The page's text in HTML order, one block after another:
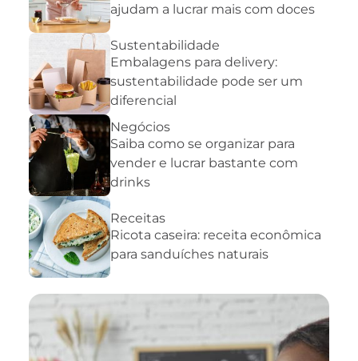
ajudam a lucrar mais com doces
Sustentabilidade
Embalagens para delivery:
sustentabilidade pode ser um
diferencial
Negócios
Saiba como se organizar para
vender e lucrar bastante com
drinks
Receitas
Ricota caseira: receita econômica
para sanduíches naturais